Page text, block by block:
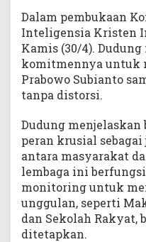
Dalam pembukaan
Inteligensia Kristen
Kamis (30/4).
komitmennya untuk
Prabowo Subianto
tanpa distorsi.
Dudung menjelaskan
peran krusial
antara masyarakat
lembaga ini
monitoring untuk
unggulan, seperti
dan Sekolah Rakyat,
ditetapkan.